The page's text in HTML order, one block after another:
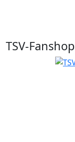
TSV-Fanshop